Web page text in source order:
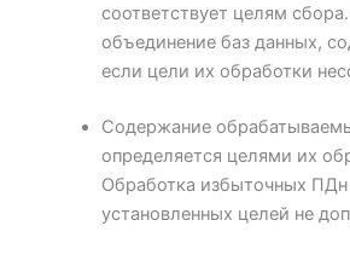
соответствует целям
объединение баз данных,
если цели их обработки
Содержание
определяется целями их
Обработка избыточных ПДн
установленных целей не